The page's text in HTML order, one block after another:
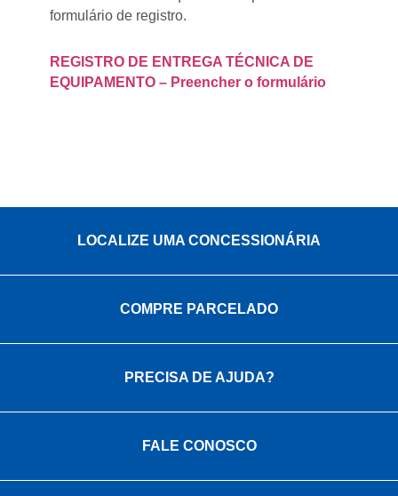
formulário de registro.
REGISTRO DE ENTREGA TÉCNICA DE
EQUIPAMENTO – Preencher o formulário
LOCALIZE UMA CONCESSIONÁRIA
COMPRE PARCELADO
PRECISA DE AJUDA?
FALE CONOSCO